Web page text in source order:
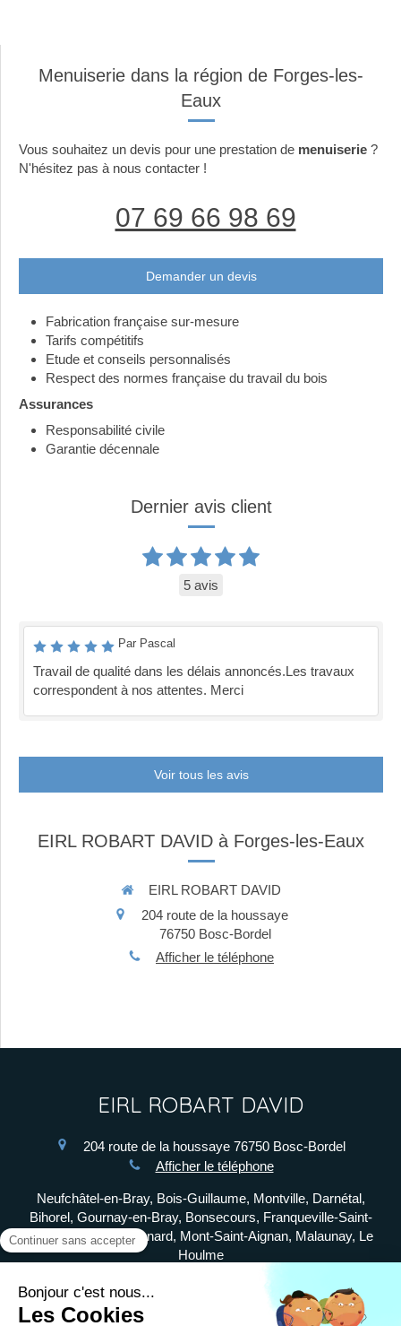
Menuiserie dans la région de Forges-les-
Eaux
Vous souhaitez un devis pour une prestation de menuiserie ?
N'hésitez pas à nous contacter !
07 69 66 98 69
Demander un devis
Fabrication française sur-mesure
Tarifs compétitifs
Etude et conseils personnalisés
Respect des normes française du travail du bois
Assurances
Responsabilité civile
Garantie décennale
Dernier avis client
5 avis
Par Pascal
Travail de qualité dans les délais annoncés.Les travaux
correspondent à nos attentes. Merci
Voir tous les avis
EIRL ROBART DAVID à Forges-les-Eaux
EIRL ROBART DAVID
204 route de la houssaye
76750 Bosc-Bordel
Afficher le téléphone
EIRL ROBART DAVID
204 route de la houssaye 76750 Bosc-Bordel
Afficher le téléphone
Neufchâtel-en-Bray, Bois-Guillaume, Montville, Darnétal,
Bihorel, Gournay-en-Bray, Bonsecours, Franqueville-Saint-
Pierre, Le Mesnil-Esnard, Mont-Saint-Aignan, Malaunay, Le
Houlme